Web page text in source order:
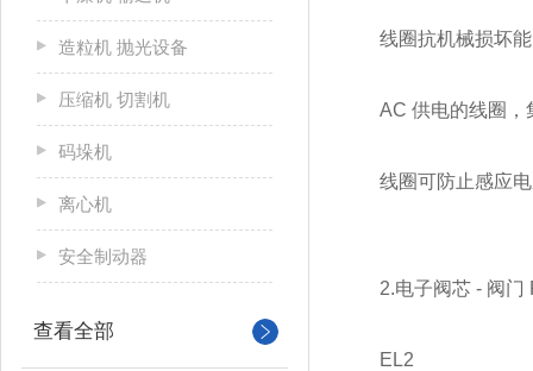
造粒机 抛光设备
压缩机 切割机
码垛机
离心机
安全制动器
查看全部
线圈抗机械损坏
AC 供电的线圈，
线圈可防止感应
2.电子阀芯 - 阀
EL2